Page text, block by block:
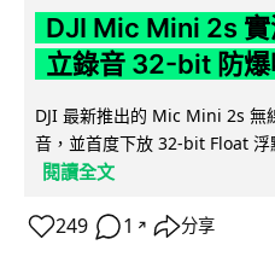
DJI Mic Mini 2s
立錄音 32-bit 防爆
DJI 最新推出的 Mic Mini 2s 無
音，並首度下放 32-bit Float
閱讀全文
249 1 ↗ 分享